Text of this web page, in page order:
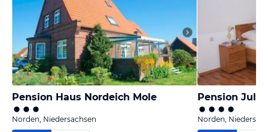
Pension Haus Nordeich Mole
Norden, Niedersachsen
Pension Julia
Norden,